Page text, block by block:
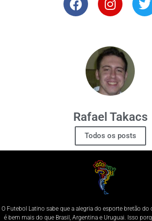
Rafael Takacs
Todos os posts
O Futebol Latino sabe que a alegria do esporte bretão
é bem mais do que Brasil, Argentina e Uruguai. Isso